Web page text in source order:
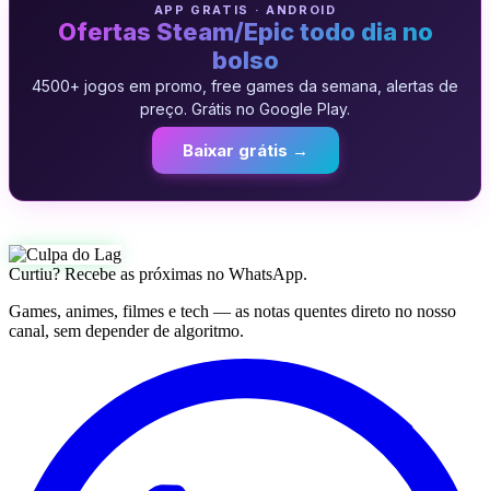
APP GRATIS · ANDROID
Ofertas Steam/Epic todo dia no
bolso
4500+ jogos em promo, free games da semana, alertas de
preço. Grátis no Google Play.
Baixar grátis →
Curtiu? Recebe as próximas no WhatsApp.
Games, animes, filmes e tech — as notas quentes direto no nosso
canal, sem depender de algoritmo.